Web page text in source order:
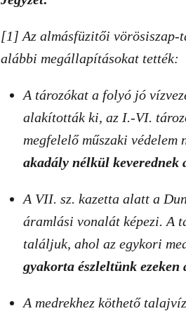
[1] Az almásfüzitői vörösiszap-
alábbi megállapításokat tették:
A tározókat a folyó jó
alakították ki, az I.-VI.
megfelelő műszaki
akadály nélkül keverednek
A VII. sz. kazetta alatt a
áramlási vonalát képezi. A
találjuk, ahol az egykori
gyakorta észleltünk ezeken
A medrekhez köthető